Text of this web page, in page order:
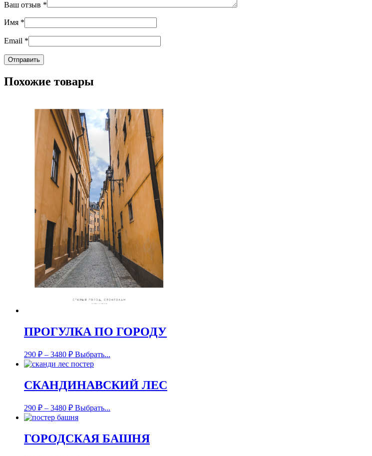
Ваш отзыв *
Имя *
Email *
Похожие товары
ПРОГУЛКА ПО ГОРОДУ
290 ₽ – 3480 ₽ Выбрать...
СКАНДИНАВСКИЙ ЛЕС
290 ₽ – 3480 ₽ Выбрать...
ГОРОДСКАЯ БАШНЯ